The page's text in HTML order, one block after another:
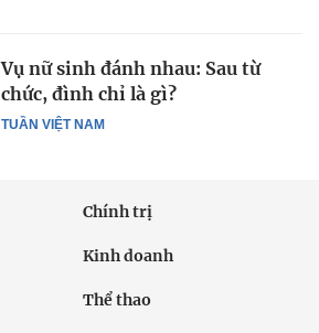
TUẦN VIỆT NAM
Vụ nữ sinh đánh nhau: Sau từ
chức, đình chỉ là gì?
Chính trị
Kinh doanh
Thể thao